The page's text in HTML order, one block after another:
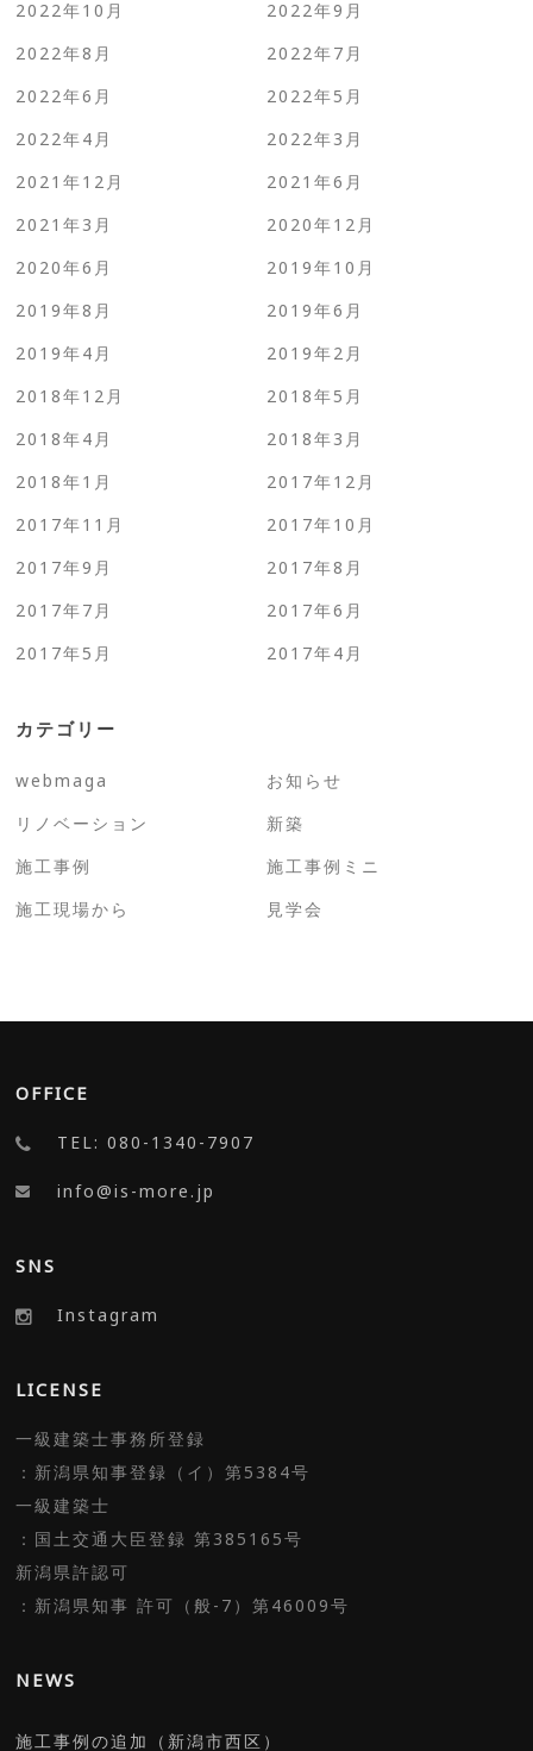
2022年10月
2022年9月
2022年8月
2022年7月
2022年6月
2022年5月
2022年4月
2022年3月
2021年12月
2021年6月
2021年3月
2020年12月
2020年6月
2019年10月
2019年8月
2019年6月
2019年4月
2019年2月
2018年12月
2018年5月
2018年4月
2018年3月
2018年1月
2017年12月
2017年11月
2017年10月
2017年9月
2017年8月
2017年7月
2017年6月
2017年5月
2017年4月
カテゴリー
webmaga
お知らせ
リノベーション
新築
施工事例
施工事例ミニ
施工現場から
見学会
OFFICE
TEL: 080-1340-7907
info@is-more.jp
SNS
Instagram
LICENSE
一級建築士事務所登録
：新潟県知事登録（イ）第5384号
一級建築士
：国土交通大臣登録 第385165号
新潟県許認可
：新潟県知事 許可（般-7）第46009号
NEWS
施工事例の追加（新潟市西区）